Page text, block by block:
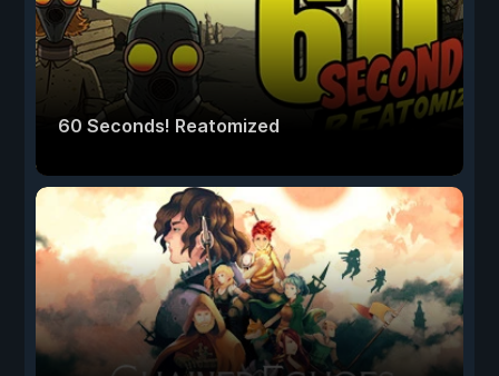
60 Seconds! Reatomized